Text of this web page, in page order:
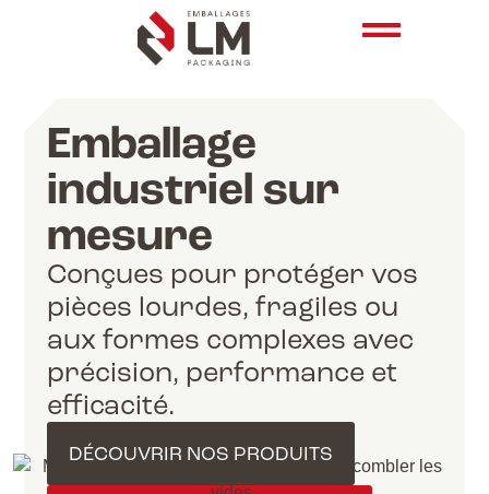
Emballage
industriel sur
mesure
Conçues pour protéger vos
pièces lourdes, fragiles ou
aux formes complexes avec
précision, performance et
efficacité.
DÉCOUVRIR NOS PRODUITS